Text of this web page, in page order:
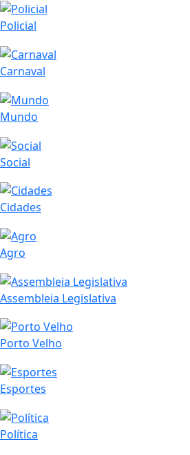
Policial
Carnaval
Mundo
Social
Cidades
Agro
Assembleia Legislativa
Porto Velho
Esportes
Política